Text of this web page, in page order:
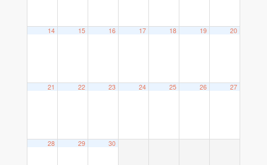
14 15 16 17 18 19 20
21 22 23 24 25 26 27
28 29 30